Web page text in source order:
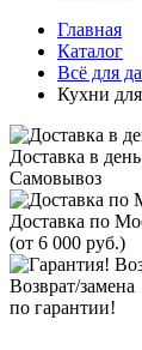
Главная
Каталог
Всё для
Кухни
Доставка в день
Самовывоз
Доставка по
(от 6 000 руб.)
Возврат/замена
по гарантии!